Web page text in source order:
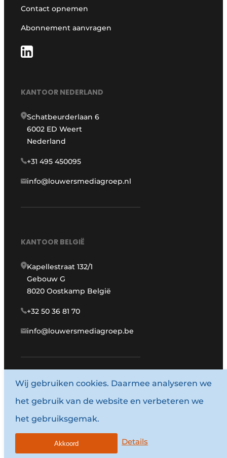
Contact opnemen
Abonnement aanvragen
KANTOOR NEDERLAND
Schatbeurderlaan 6
6002 ED Weert
Nederland
+31 495 450095
info@louwersmediagroep.nl
KANTOOR BELGIË
Kapellestraat 132/1
Gebouw G
8020 Oostkamp België
+32 50 36 81 70
info@louwersmediagroep.be
www.louwersmediagroep.com
© 1987 - 2026 Louwersmediagroep.
Algemene voorwaarden
Wij gebruiken cookies. Daarmee analyseren we
het gebruik van de website en verbeteren we
het gebruiksgemak.
Details
Akkoord